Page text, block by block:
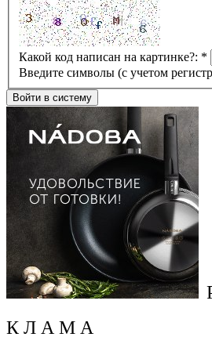
Какой код написан на картинке?: *
Введите символы (с учетом
К Л А М А